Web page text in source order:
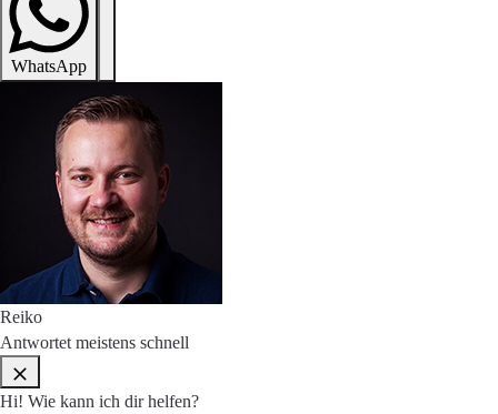
WhatsApp
Reiko
Antwortet meistens schnell
Hi! Wie kann ich dir helfen?